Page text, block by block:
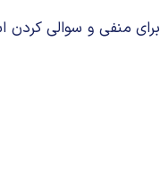
برای منفی و سوالی کردن